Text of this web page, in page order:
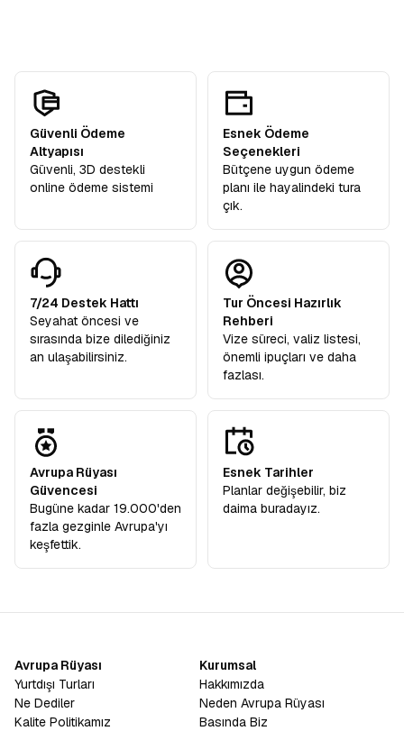
Güvenli Ödeme
Altyapısı
Güvenli, 3D destekli
online ödeme sistemi
Esnek Ödeme
Seçenekleri
Bütçene uygun ödeme
planı ile hayalindeki tura
çık.
7/24 Destek Hattı
Seyahat öncesi ve
sırasında bize dilediğiniz
an ulaşabilirsiniz.
Tur Öncesi Hazırlık
Rehberi
Vize süreci, valiz listesi,
önemli ipuçları ve daha
fazlası.
Avrupa Rüyası
Güvencesi
Bugüne kadar 19.000'den
fazla gezginle Avrupa'yı
keşfettik.
Esnek Tarihler
Planlar değişebilir, biz
daima buradayız.
Avrupa Rüyası
Yurtdışı Turları
Ne Dediler
Kalite Politikamız
Kurumsal
Hakkımızda
Neden Avrupa Rüyası
Basında Biz